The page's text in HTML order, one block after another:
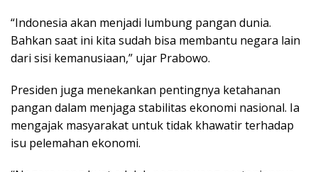
“Indonesia akan menjadi lumbung pangan dunia.
Bahkan saat ini kita sudah bisa membantu negara lain
dari sisi kemanusiaan,” ujar Prabowo.
Presiden juga menekankan pentingnya ketahanan
pangan dalam menjaga stabilitas ekonomi nasional. Ia
mengajak masyarakat untuk tidak khawatir terhadap
isu pelemahan ekonomi.